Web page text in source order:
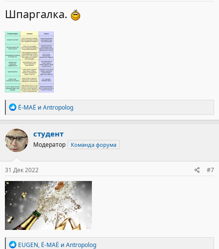
Шпаргалка.
Р
е
а
к
ц
и
и
:
Ё-МАЁ и Antropolog
студент
Модератор Команда форума
31 Дек 2022 #7
Р
EUGEN, Ё-МАЁ и Antropolog